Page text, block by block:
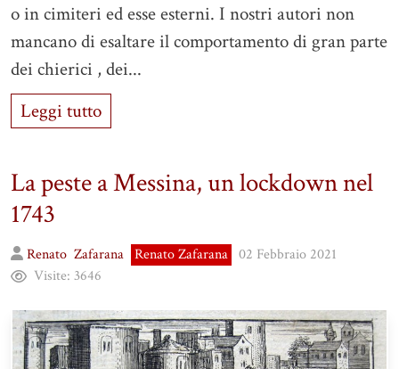
o in cimiteri ed esse esterni. I nostri autori non
mancano di esaltare il comportamento di gran parte
dei chierici , dei...
Leggi tutto
La peste a Messina, un lockdown nel
1743
Renato Zafarana Renato Zafarana 02 Febbraio 2021
Visite: 3646